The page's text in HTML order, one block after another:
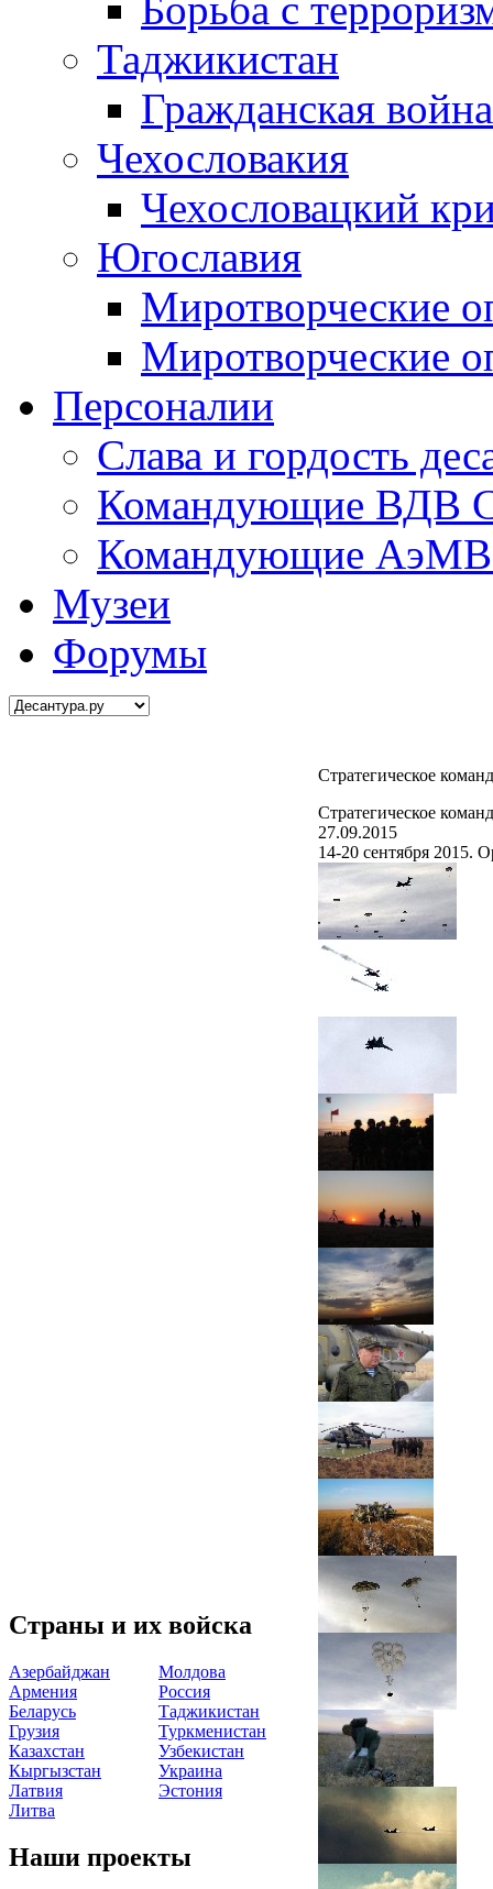
Таджикистан
Гражданская
Чехословакия
Чехословацкий
Югославия
Миротворческие
Миротворческие
Персоналии
Слава и гордость
Командующие ВДВ
Командующие АэМВ
Музеи
Форумы
Страны и их войска
Азербайджан
Армения
Беларусь
Грузия
Казахстан
Кыргызстан
Латвия
Литва
Молдова
Россия
Таджикистан
Туркменистан
Узбекистан
Украина
Эстония
Наши проекты
Стратегическое
Стратегическое
27.09.2015
14-20 сентября 2015.